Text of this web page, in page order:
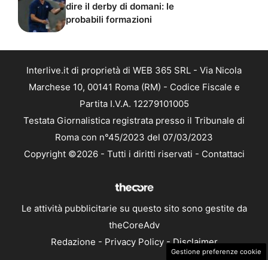
dire il derby di domani: le
probabili formazioni
Interlive.it di proprietà di WEB 365 SRL - Via Nicola
Marchese 10, 00141 Roma (RM) - Codice Fiscale e
Partita I.V.A. 12279101005
Testata Giornalistica registrata presso il Tribunale di
Roma con n°45/2023 del 07/03/2023
Copyright ©2026 - Tutti i diritti riservati - Contattaci
Le attività pubblicitarie su questo sito sono gestite da
theCoreAdv
Redazione - Privacy Policy-Disclaimer
Gestione preferenze cookie